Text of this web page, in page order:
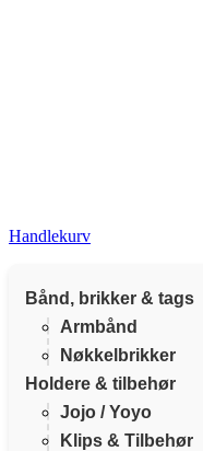
Handlekurv
Bånd, brikker & tags
Armbånd
Nøkkelbrikker
Holdere & tilbehør
Jojo / Yoyo
Klips & Tilbehør